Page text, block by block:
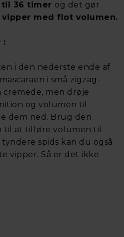
36 timer og det gør
med flot volumen.
:
i den nederste ende af
i små zigzag-
men drøje
og volumen til
dem ned. Brug den
til at tilføre volumen til
spids kan du også
vipper. Så er det ikke